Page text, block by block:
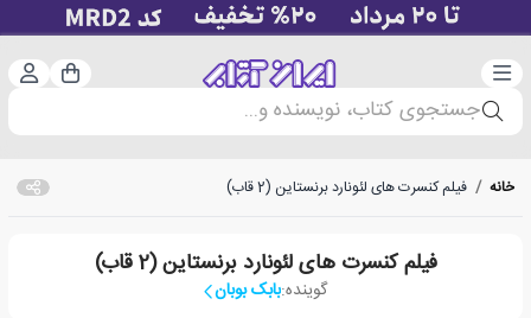
دسته‌بندی سبد
جستجوی کتاب، نویسنده و...
خانه / فیلم کنسرت های لئونارد برنستاین (2 قاب)
فیلم کنسرت های لئونارد برنستاین (2 قاب)
گوینده:بابک بوبان